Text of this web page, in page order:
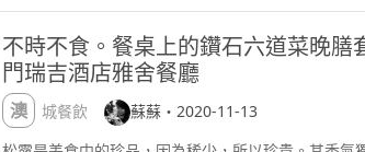
以外，曾於英國泰特美術館Tate Museum及薩奇美
Gallery展出的當代 波普藝術大師菲利普‧考爾伯特
著名的「龍蝦」作品，以及時尚潮流界當紅炸子雞空
Sorayama的滑板等，均會在展覽期間於WF Fashion
獨家發售。 澳門 Pop Infinity 展覽 日期 2月5日至28
桌子食用，如果要坐進室內，只提供石油氣爐，如果
要坐室外啊 台南藥膳魚頭煲 澳門幣$288 來自度小月
製了這個在台南很愛受歡迎的鍋，新鮮的大魚頭加入
參、天麻、川芎、淮山、紅棗、當歸片等藥材製成，
股濃香的藥材香味，先喝一碗濃郁的湯，天麻的味道
神，更有去頭風之效，亦可以養血和補氣，不時有頭
動物測試，發現唇膏的顏色都很漂亮呢。 一系列以人
繽紛的汽泡彈、泡泡浴芭等浸浴產品，還有多款功能
是讓蘇蘇花多眼亂，不知道如何選擇才好，這個時候
務員呢 唔該！ 在服務員詳細解釋之下，蘇蘇找到適合
其他產品了，剛巧碰上有汽泡彈示範，發現這個雪天
膽醬。 法國布列塔尼鱒魚 當這道送上枱面時，蘇蘇
會是這個模樣的，不過真的很漂亮呢，猶如水晶球一
醃制、芒果酸辣醬、茴香、檸檬奶油、柚子果凍，十
士頓龍蝦 龍蝦肉質鮮甜，搭配煙燻雅枝竹、時令的黑
蘆筍等食材，整盆菜式十分清新，口感鮮嫩彈牙。 生
於充滿界限的環境中創造出新佈局，突破現實的框架
作者綜合了多方元素，希望可以讓觀眾感受女性的生
人入勝的是觀眾將會和創作者一同遊歷，觀眾的參與
程和呈現變得不一樣，在感觀上有更深刻的體驗。 舞
探索女性肢體的創造為主調，而繪畫部分亦會以現場
和舞蹈相互牽引，以此來盡展女性的魅力，不負傾城
不時不食。餐桌上的鑽石六道菜晚膳
門瑞吉酒店雅舍餐廳
澳城餐飲
蘇蘇・2020-11-13